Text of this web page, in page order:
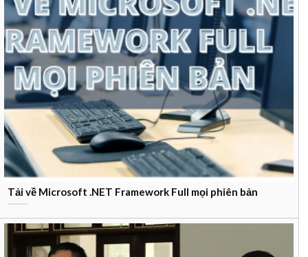
Tải về Microsoft .NET Framework Full mọi phiên bản